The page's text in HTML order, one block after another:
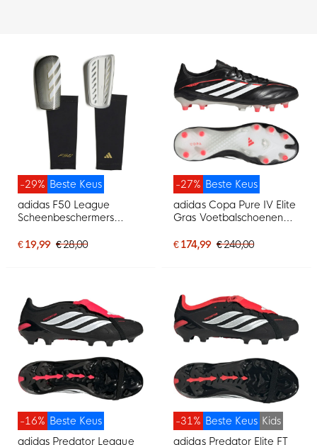
Beste Keus
-29%
adidas F50 League
Scheenbeschermers
€ 19,99 € 28,00
Beste Keus
-27%
adidas Copa Pure IV Elite
Gras Voetbalschoenen
€ 174,99 € 240,00
Beste Keus
-16%
adidas Predator League
Beste Keus
-31%
Kids
adidas Predator Elite FT